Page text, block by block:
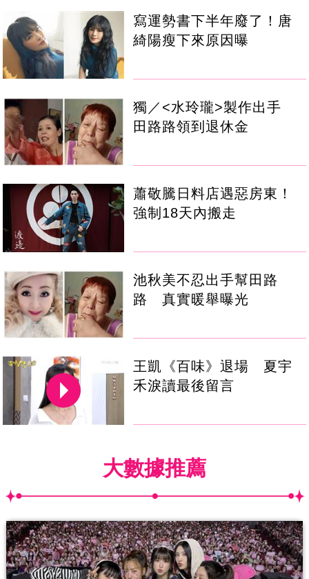
寫運勢書下半年廢了！唐
綺陽瘦下來原因曝
獨／<水玲瓏>製作出手
田路路領到退休金
蕭敬騰日料店遇惡房東！
強制18天內搬走
池秋美不忍出手幫田路
路 真實暖舉曝光
王凱《百味》退場 夏宇
禾淚讀最後留言
大數據推薦